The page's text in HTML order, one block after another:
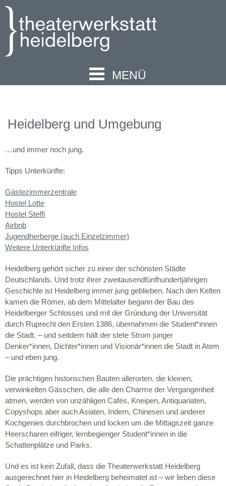
MENÜ
Heidelberg und Umgebung
…und immer noch jung.
Tipps Unterkünfte:
Gästezimmerzentrale
Hostel Lotte
Hostel Steffi
Airbnb
Jugendherberge (auch Einzelzimmer)
Weitere Unterkünfte Infos
Heidelberg gehört sicher zu einer der schönsten Städte
Deutschlands. Und trotz ihrer zweitausendfünfhundertjährigen
Geschichte ist Heidelberg immer jung geblieben. Nach den Kelten
kamen die Römer, ab dem Mittelalter begann der Bau des
Heidelberger Schlosses und mit der Gründung der Universität
durch Ruprecht den Ersten 1386, übernahmen die Student*innen
die Stadt. – und seitdem hält der stete Strom junger
Denker*innen, Dichter*innen und Visionär*innen die Stadt in Atem
– und eben jung.
Die prächtigen historischen Bauten allerorten, die kleinen,
verwinkelten Gässchen, die alle den Charme der Vergangenheit
atmen, werden von unzähligen Cafés, Kneipen, Antiquariaten,
Copyshops aber auch Asiaten, Indern, Chinesen und anderer
Kochgenies durchbrochen und locken um die Mittagszeit ganze
Heerscharen eifriger, lernbegieriger Student*innen in die
Schattenplätze und Parks.
Und es ist kein Zufall, dass die Theaterwerkstatt Heidelberg
ausgerechnet hier in Heidelberg beheimatet ist – wir lieben diese